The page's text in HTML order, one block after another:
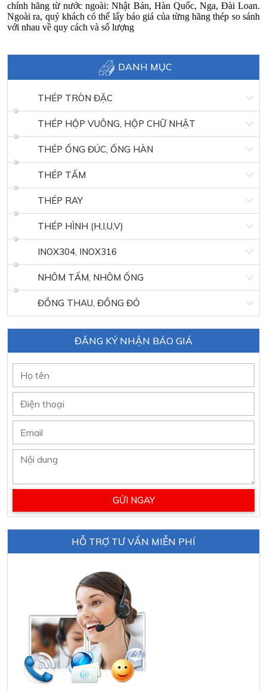
chính hãng từ nước ngoài: Nhật Bản, Hàn Quốc, Nga, Đài Loan.
Ngoài ra, quý khách có thể lấy báo giá của từng hãng thép so sánh
với nhau về quy cách và số lượng
DANH MỤC
THÉP TRÒN ĐẶC
THÉP HỘP VUÔNG, HỘP CHỮ NHẬT
THÉP ỐNG ĐÚC, ỐNG HÀN
THÉP TẤM
THÉP RAY
THÉP HÌNH (H,I,U,V)
INOX304, INOX316
NHÔM TẤM, NHÔM ỐNG
ĐỒNG THAU, ĐỒNG ĐỎ
ĐĂNG KÝ NHẬN BÁO GIÁ
HỖ TRỢ TƯ VẤN MIỄN PHÍ